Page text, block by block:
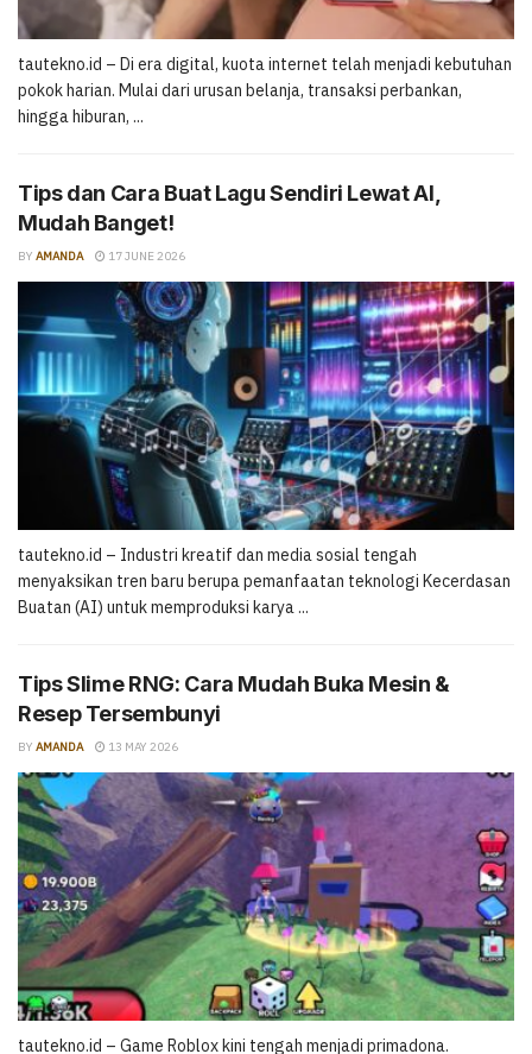
tautekno.id – Di era digital, kuota internet telah menjadi kebutuhan
pokok harian. Mulai dari urusan belanja, transaksi perbankan,
hingga hiburan, ...
Tips dan Cara Buat Lagu Sendiri Lewat AI,
Mudah Banget!
BY AMANDA 17 JUNE 2026
tautekno.id – Industri kreatif dan media sosial tengah
menyaksikan tren baru berupa pemanfaatan teknologi Kecerdasan
Buatan (AI) untuk memproduksi karya ...
Tips Slime RNG: Cara Mudah Buka Mesin &
Resep Tersembunyi
BY AMANDA 13 MAY 2026
tautekno.id – Game Roblox kini tengah menjadi primadona.